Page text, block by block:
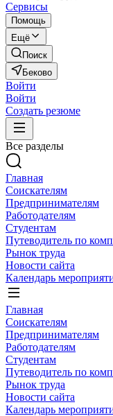
Сервисы
Помощь
Ещё
Поиск
Беково
Войти
Войти
Создать резюме
Все разделы
Главная
Соискателям
Предпринимателям
Работодателям
Студентам
Путеводитель по
Рынок труда
Новости сайта
Календарь
Главная
Соискателям
Предпринимателям
Работодателям
Студентам
Путеводитель по
Рынок труда
Новости сайта
Календарь